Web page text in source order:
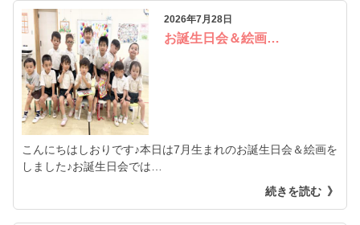
2026年7月28日
お誕生日会＆絵画…
こんにちはしおりです♪本日は7月生まれのお誕生日会＆絵画を
しました♪お誕生日会では…
続きを読む